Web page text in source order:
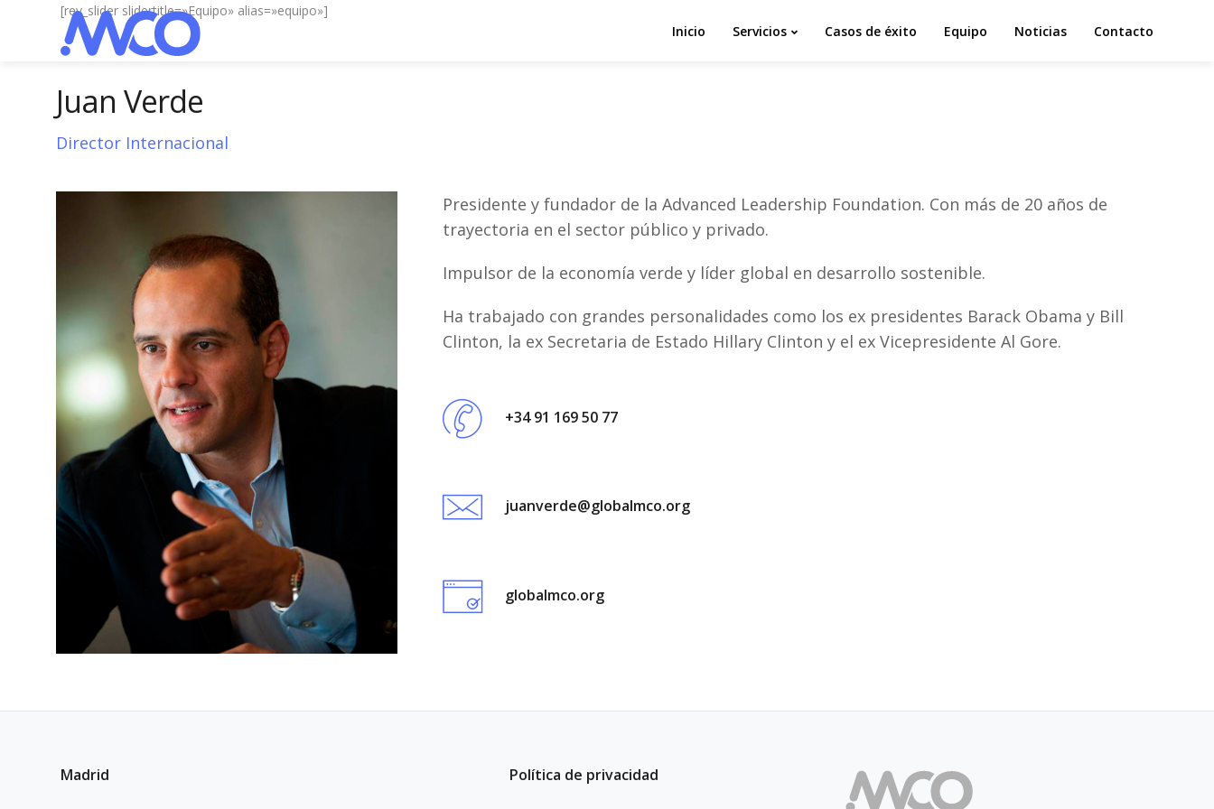
Inicio Servicios Casos de éxito Equipo Noticias Contacto
[rev_slider slidertitle=»Equipo» alias=»equipo»]
Juan Verde
Director Internacional
Presidente y fundador de la Advanced Leadership Foundation. Con más de 20 años de
trayectoria en el sector público y privado.
Impulsor de la economía verde y líder global en desarrollo sostenible.
Ha trabajado con grandes personalidades como los ex presidentes Barack Obama y Bill
Clinton, la ex Secretaria de Estado Hillary Clinton y el ex Vicepresidente Al Gore.
+34 91 169 50 77
juanverde@globalmco.org
globalmco.org
Madrid Política de privacidad